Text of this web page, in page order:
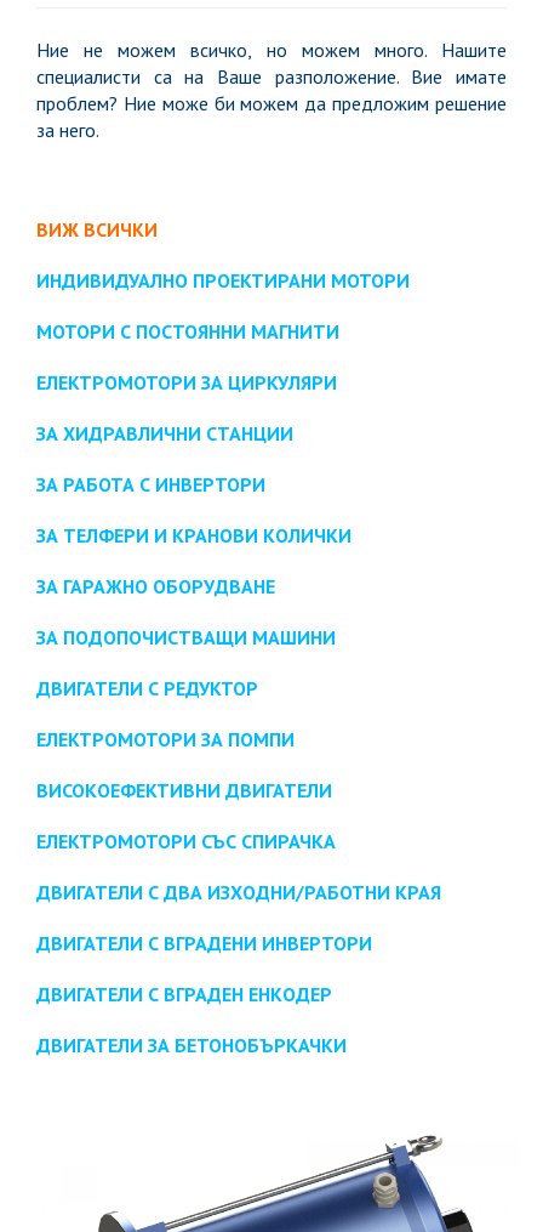
Ние не можем всичко, но можем много. Нашите
специалисти са на Ваше разположение. Вие имате
проблем? Ние може би можем да предложим решение
за него.
ВИЖ ВСИЧКИ
ИНДИВИДУАЛНО ПРОЕКТИРАНИ МОТОРИ
МОТОРИ С ПОСТОЯННИ МАГНИТИ
ЕЛЕКТРОМОТОРИ ЗА ЦИРКУЛЯРИ
ЗА ХИДРАВЛИЧНИ СТАНЦИИ
ЗА РАБОТА С ИНВЕРТОРИ
ЗА ТЕЛФЕРИ И КРАНОВИ КОЛИЧКИ
ЗА ГАРАЖНО ОБОРУДВАНЕ
ЗА ПОДОПОЧИСТВАЩИ МАШИНИ
ДВИГАТЕЛИ С РЕДУКТОР
ЕЛЕКТРОМОТОРИ ЗА ПОМПИ
ВИСОКОЕФЕКТИВНИ ДВИГАТЕЛИ
ЕЛЕКТРОМОТОРИ СЪС СПИРАЧКА
ДВИГАТЕЛИ С ДВА ИЗХОДНИ/РАБОТНИ КРАЯ
ДВИГАТЕЛИ С ВГРАДЕНИ ИНВЕРТОРИ
ДВИГАТЕЛИ С ВГРАДЕН ЕНКОДЕР
ДВИГАТЕЛИ ЗА БЕТОНОБЪРКАЧКИ